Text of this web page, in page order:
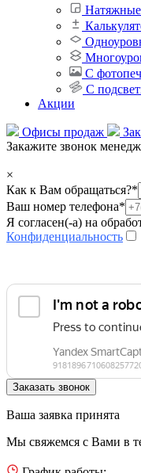
С
С
Акции
Офисы продаж
Закажите звонок
×
Как к Вам обращаться?*
Ваш номер телефона*
Я согласен(-а) на
Конфиденциальность
Ваша заявка принята
Мы свяжемся с Вами в